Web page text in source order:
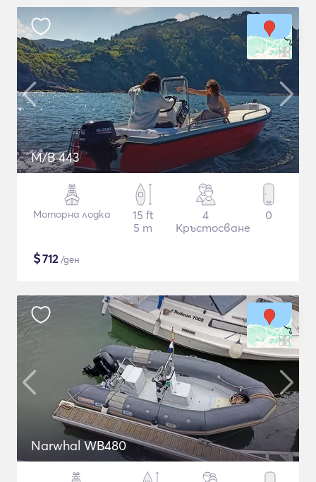
M/B 443
Моторна лодка
15 ft
5 m
4
Кръстосване
0
$712/ден
Narwhal WB480